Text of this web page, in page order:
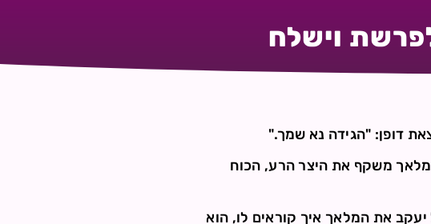
וישלח
דופן: "הגידה נא שמך."
במאה ה-16 באיטליה, מסביר שהמלאך משקף את היצר הרע, הכוח
את המלאך איך קוראים לו, הוא